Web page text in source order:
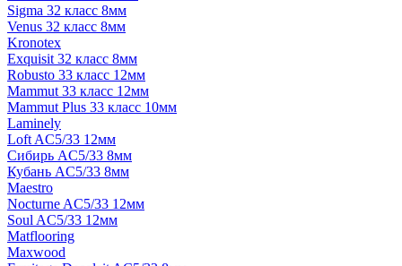
Sigma 32 класс 8мм
Venus 32 класс 8мм
Kronotex
Exquisit 32 класс 8мм
Robusto 33 класс 12мм
Mammut 33 класс 12мм
Mammut Plus 33 класс 10мм
Laminely
Loft AC5/33 12мм
Сибирь AC5/33 8мм
Кубань AC5/33 8мм
Maestro
Nocturne AC5/33 12мм
Soul AC5/33 12мм
Matflooring
Maxwood